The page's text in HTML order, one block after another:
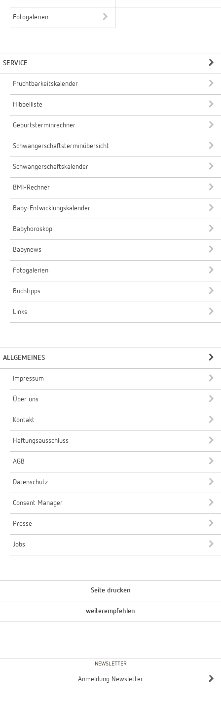
Fotogalerien
SERVICE
Fruchtbarkeitskalender
Hibbelliste
Geburtsterminrechner
Schwangerschaftsterminübersicht
Schwangerschaftskalender
BMI-Rechner
Baby-Entwicklungskalender
Babyhoroskop
Babynews
Fotogalerien
Buchtipps
Links
ALLGEMEINES
Impressum
Über uns
Kontakt
Haftungsausschluss
AGB
Datenschutz
Consent Manager
Presse
Jobs
Seite drucken
weiterempfehlen
NEWSLETTER
Anmeldung Newsletter